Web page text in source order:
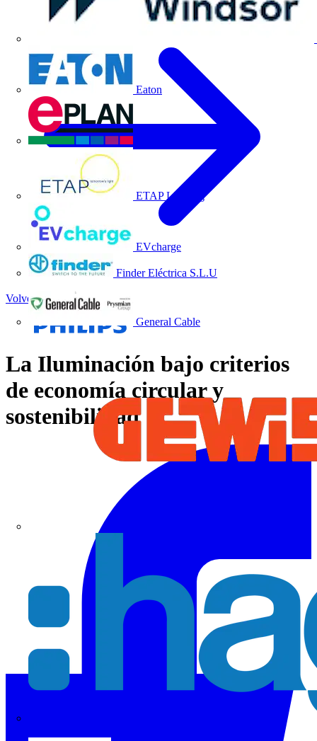
Eaton
ETAP Lighting
EVcharge
Finder Eléctrica S.L.U
General Cable
Volver a Academia
La Iluminación bajo criterios
de economía circular y
sostenibilidad